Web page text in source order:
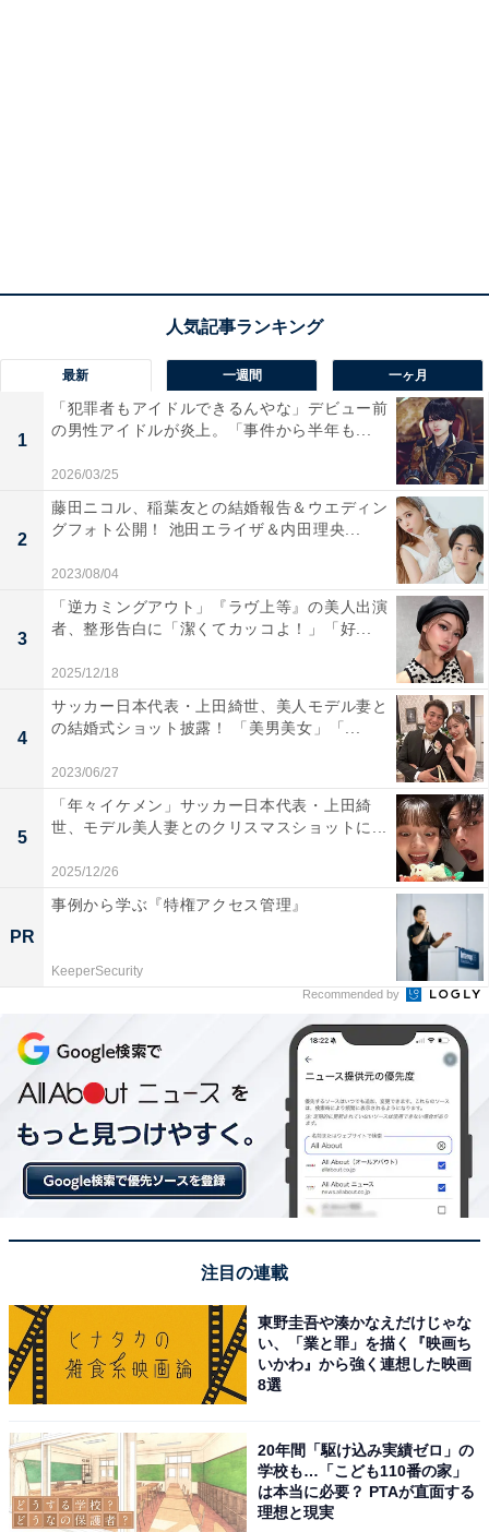
最新 一週間 一ヶ月
1
「犯罪者もアイドルできるんやな」デビュー前
の男性アイドルが炎上。「事件から半年も...
2026/03/25
2
藤田ニコル、稲葉友との結婚報告＆ウエディン
グフォト公開！ 池田エライザ＆内田理央...
2023/08/04
3
「逆カミングアウト」『ラヴ上等』の美人出演
者、整形告白に「潔くてカッコよ！」「好...
2025/12/18
4
サッカー日本代表・上田綺世、美人モデル妻と
の結婚式ショット披露！ 「美男美女」「...
2023/06/27
5
「年々イケメン」サッカー日本代表・上田綺
世、モデル美人妻とのクリスマスショットに...
2025/12/26
PR
事例から学ぶ『特権アクセス管理』
KeeperSecurity
Recommended by
注目の連載
東野圭吾や湊かなえだけじゃな
い、「業と罪」を描く『映画ち
いかわ』から強く連想した映画
8選
20年間「駆け込み実績ゼロ」の
学校も…「こども110番の家」
は本当に必要？ PTAが直面する
理想と現実